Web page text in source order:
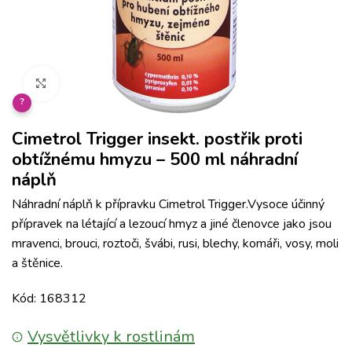
Klikněte pro zvětšení
?
Cimetrol Trigger insekt. postřik proti
obtížnému hmyzu – 500 ml náhradní
náplň
Náhradní náplň k přípravku Cimetrol Trigger.Vysoce účinný
přípravek na létající a lezoucí hmyz a jiné členovce jako jsou
mravenci, brouci, roztoči, švábi, rusi, blechy, komáři, vosy, moli
a štěnice.
Kód: 168312
Vysvětlivky k rostlinám